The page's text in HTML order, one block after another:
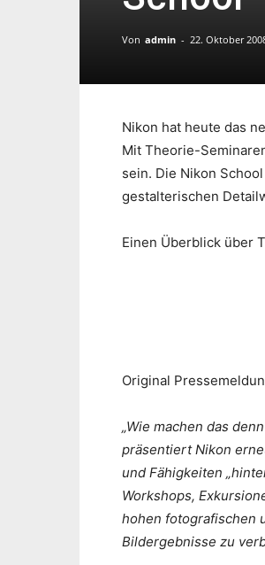
Von admin - 22. Oktober
Nikon hat heute das
Mit Theorie-
sein. Die Nikon
gestalterischen
Einen Überblick über
Original
„Wie machen das
präsentiert Nikon
und Fähigkeiten
Workshops,
hohen fotografischen
Bildergebnisse zu